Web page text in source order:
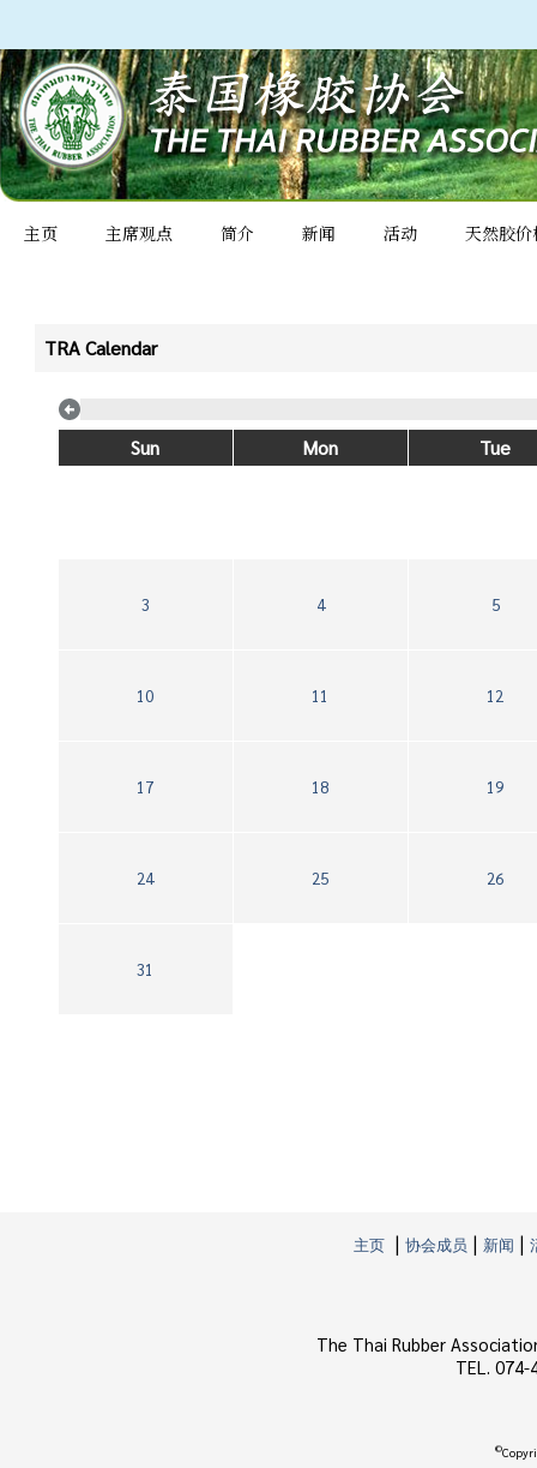
主页 主席观点 简介 新闻 活动 天然胶价
TRA Calendar
Sun Mon Tue
3 4 5
10 11 12
17 18 19
24 25 26
31
主页 | 协会成员 | 新闻 |
The Thai Rubber
TEL.
©